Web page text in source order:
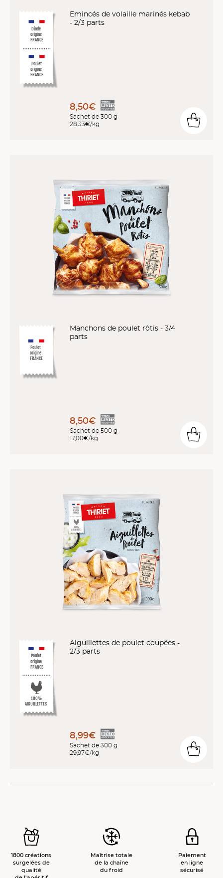
Poulet
origine
FRANCE
Dinde
origine
FRANCE
Emincés de volaille marinés kebab
- 2/3 parts
8,50€
Sachet de 300 g
28,33€/kg
Poulet
origine
FRANCE
Manchons de poulet rôtis - 3/4
parts
8,50€
Sachet de 500 g
17,00€/kg
Poulet
origine
FRANCE
100%
AIGUILLETTES
Aiguillettes de poulet coupées -
2/3 parts
8,99€
Sachet de 300 g
29,97€/kg
1800 créations
surgelées de
qualité
Maîtrise totale
de la chaîne
du froid
Paiement
en ligne
sécurisé